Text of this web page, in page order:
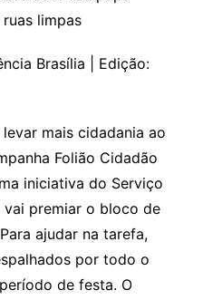
limpas
Brasília | Edição:
mais cidadania ao
Folião Cidadão
iniciativa do Serviço
vai premiar o bloco de
ajudar na tarefa,
por todo o
de festa. O